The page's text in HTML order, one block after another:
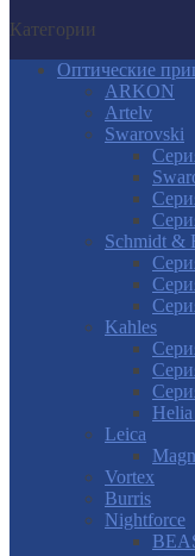
Категории
Оптические
ARKON
Artelv
Swarovski
Schmidt &
Kahles
Leica
Vortex
Burris
Nightforce